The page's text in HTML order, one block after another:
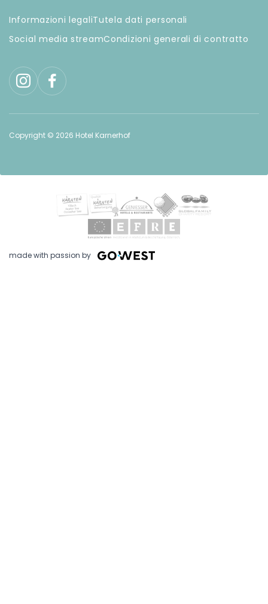
Informazioni legaliTutela dati personali
Social media streamCondizioni generali di contratto
Copyright © 2026 Hotel Karnerhof
made with passion by